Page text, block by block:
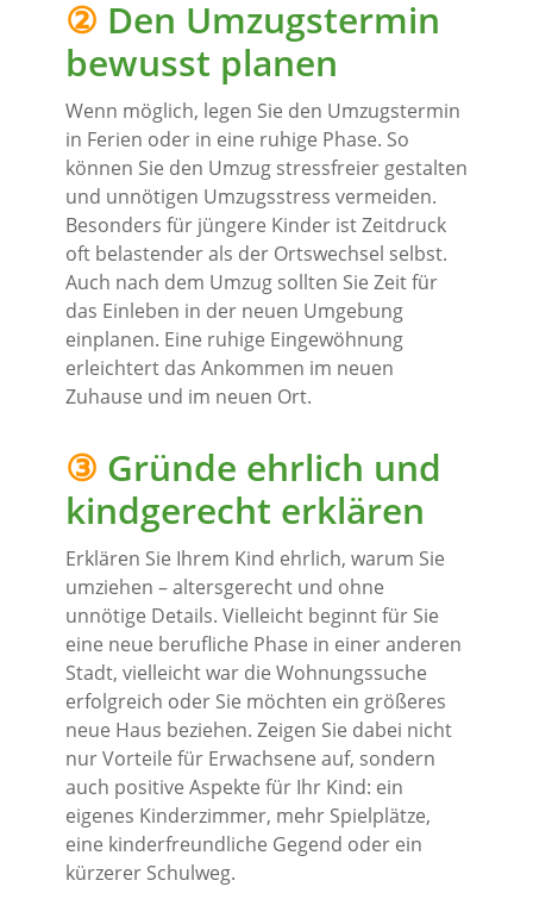
② Den Umzugstermin
bewusst planen
Wenn möglich, legen Sie den Umzugstermin
in Ferien oder in eine ruhige Phase. So
können Sie den Umzug stressfreier gestalten
und unnötigen Umzugsstress vermeiden.
Besonders für jüngere Kinder ist Zeitdruck
oft belastender als der Ortswechsel selbst.
Auch nach dem Umzug sollten Sie Zeit für
das Einleben in der neuen Umgebung
einplanen. Eine ruhige Eingewöhnung
erleichtert das Ankommen im neuen
Zuhause und im neuen Ort.
③ Gründe ehrlich und
kindgerecht erklären
Erklären Sie Ihrem Kind ehrlich, warum Sie
umziehen – altersgerecht und ohne
unnötige Details. Vielleicht beginnt für Sie
eine neue berufliche Phase in einer anderen
Stadt, vielleicht war die Wohnungssuche
erfolgreich oder Sie möchten ein größeres
neue Haus beziehen. Zeigen Sie dabei nicht
nur Vorteile für Erwachsene auf, sondern
auch positive Aspekte für Ihr Kind: ein
eigenes Kinderzimmer, mehr Spielplätze,
eine kinderfreundliche Gegend oder ein
kürzerer Schulweg.